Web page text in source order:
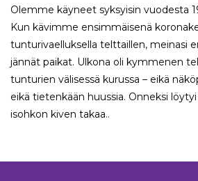
Olemme käyneet syksyisin vuodesta
Kun kävimme ensimmäisenä
tunturivaelluksella telttaillen, meinasi
jännät paikat. Ulkona oli kymmenen
tunturien välisessä kurussa – eikä
eikä tietenkään huussia. Onneksi
isohkon kiven takaa..